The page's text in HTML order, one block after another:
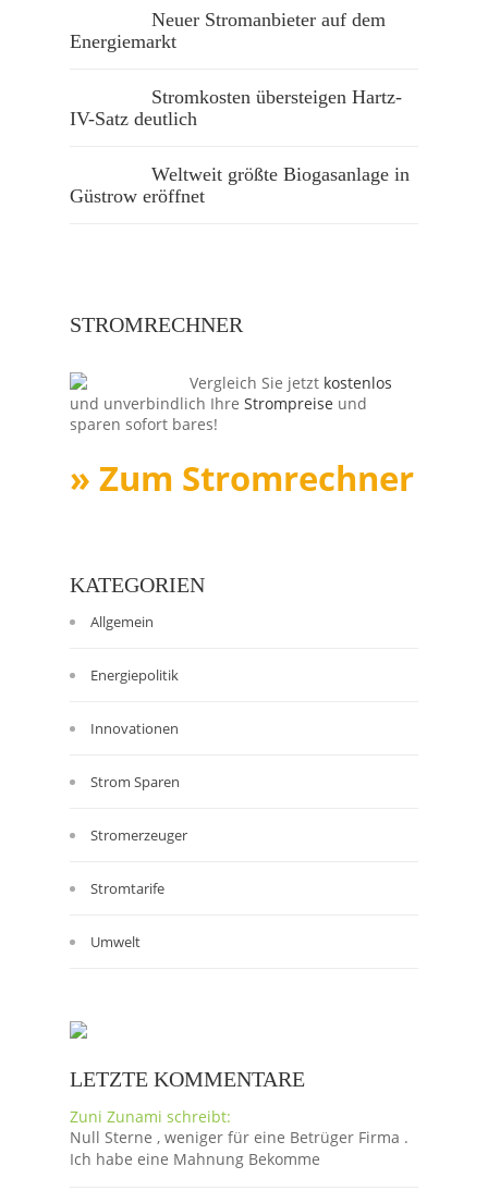
Neuer Stromanbieter auf dem
Energiemarkt
Stromkosten übersteigen Hartz-
IV-Satz deutlich
Weltweit größte Biogasanlage in
Güstrow eröffnet
STROMRECHNER
Vergleich Sie jetzt kostenlos
und unverbindlich Ihre Strompreise und
sparen sofort bares!
» Zum Stromrechner
KATEGORIEN
Allgemein
Energiepolitik
Innovationen
Strom Sparen
Stromerzeuger
Stromtarife
Umwelt
LETZTE KOMMENTARE
Zuni Zunami schreibt:
Null Sterne , weniger für eine Betrüger Firma .
Ich habe eine Mahnung Bekomme